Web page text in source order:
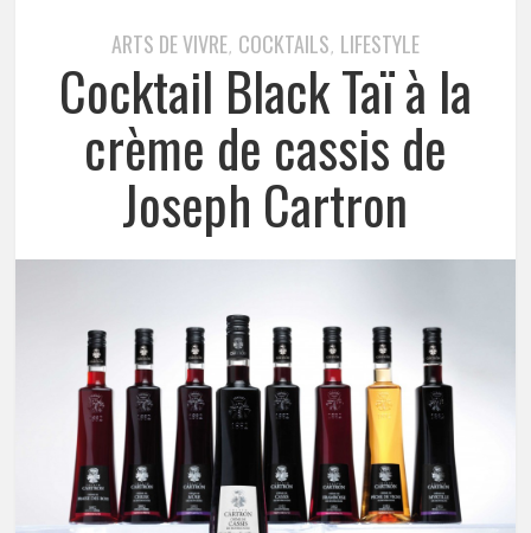
ARTS DE VIVRE, COCKTAILS, LIFESTYLE
Cocktail Black Taï à la
crème de cassis de
Joseph Cartron